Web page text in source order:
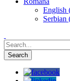
English
Serbian